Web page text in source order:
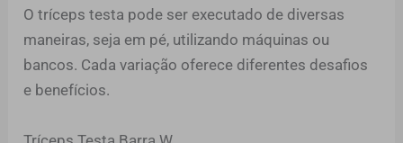
O tríceps testa pode ser executado de diversas
maneiras, seja em pé, utilizando máquinas ou
bancos. Cada variação oferece diferentes desafios
e benefícios.